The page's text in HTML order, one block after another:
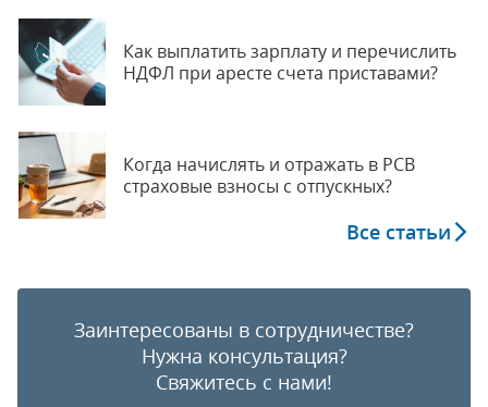
Как выплатить зарплату и перечислить
НДФЛ при аресте счета приставами?
Когда начислять и отражать в РСВ
страховые взносы с отпускных?
Все статьи
Заинтересованы в сотрудничестве?
Нужна консультация?
Свяжитесь с нами!